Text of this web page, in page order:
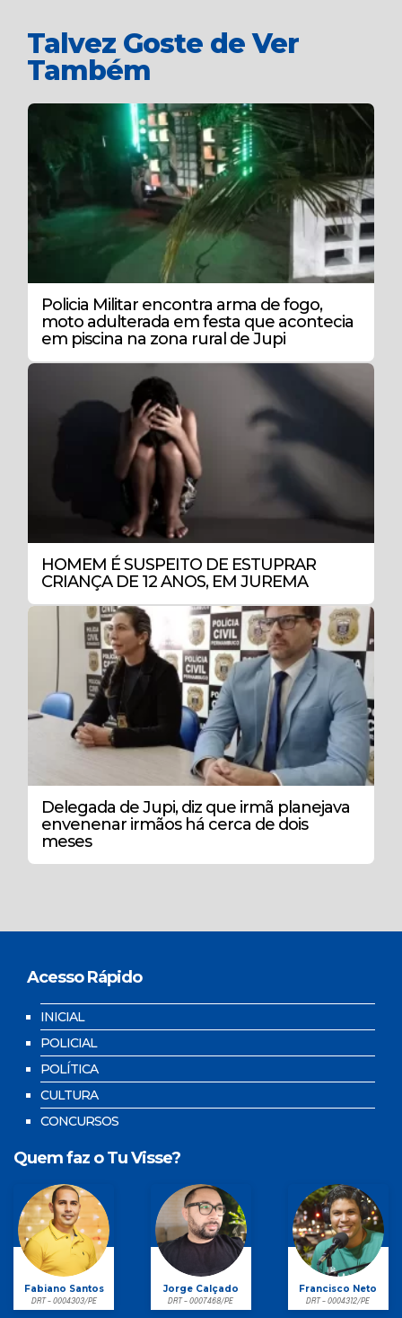
Talvez Goste de Ver
Também
Policia Militar encontra arma de fogo,
moto adulterada em festa que acontecia
em piscina na zona rural de Jupi
HOMEM É SUSPEITO DE ESTUPRAR
CRIANÇA DE 12 ANOS, EM JUREMA
Delegada de Jupi, diz que irmã planejava
envenenar irmãos há cerca de dois
meses
Acesso Rápido
INICIAL
POLICIAL
POLÍTICA
CULTURA
CONCURSOS
Quem faz o Tu Visse?
Fabiano Santos
DRT - 0004303/PE
Jorge Calçado
DRT - 0007468/PE
Francisco Neto
DRT - 0004312/PE